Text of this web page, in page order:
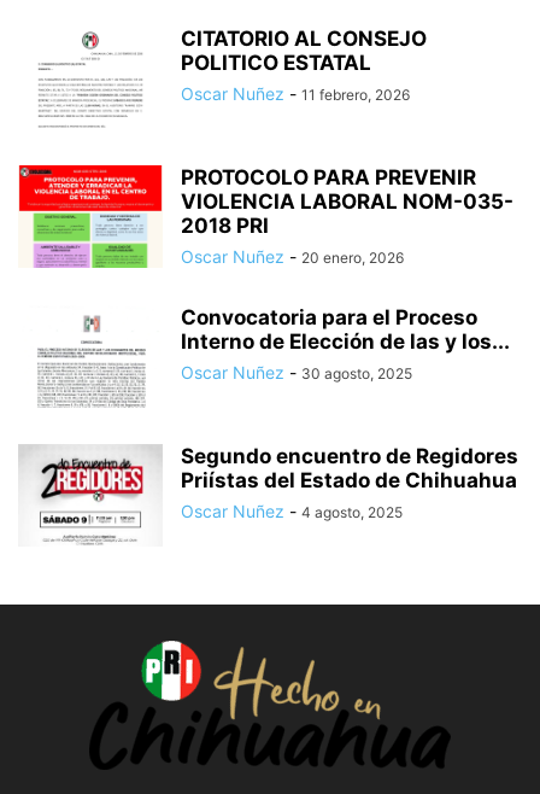
CITATORIO AL CONSEJO
POLITICO ESTATAL
Oscar Nuñez - 11 febrero, 2026
PROTOCOLO PARA PREVENIR
VIOLENCIA LABORAL NOM-035-
2018 PRI
Oscar Nuñez - 20 enero, 2026
Convocatoria para el Proceso
Interno de Elección de las y los...
Oscar Nuñez - 30 agosto, 2025
Segundo encuentro de Regidores
Priístas del Estado de Chihuahua
Oscar Nuñez - 4 agosto, 2025